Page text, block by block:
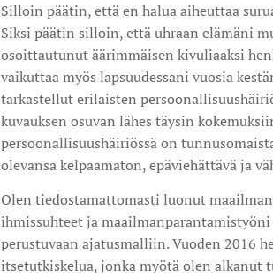
Silloin päätin, että en halua aiheuttaa
Siksi päätin silloin, että uhraan elämäni
osoittautunut äärimmäisen kivuliaaksi
vaikuttaa myös lapsuudessani vuosia
tarkastellut erilaisten
kuvauksen osuvan lähes täysin
persoonallisuushäiriössä on
olevansa kelpaamaton, epäviehättävä ja
Olen tiedostamattomasti luonut
ihmissuhteet ja
perustuvaan ajatusmalliin. Vuoden 2016
itsetutkiskelua, jonka myötä olen alkanut